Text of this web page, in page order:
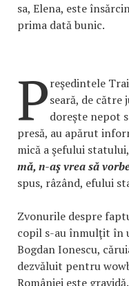
sa, Elena, este
prima dată bunic.
Preşedintele
seară, de către
doreşte nepot
presă, au apărut
mică a şefului
mă, n-aş vrea să
spus, râzând, efului
Zvonurile despre
copil s-au înmulţit în
Bogdan Ionescu,
dezvăluit pentru
României este gravidă.